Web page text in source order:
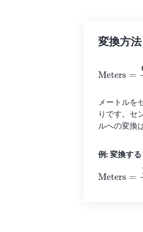
変換方
Meters
メートルを
りです。セ
ルへの変換
例: 変換す
Meters
10